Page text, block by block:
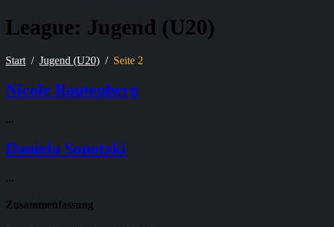
League: Jugend (U20)
Start Jugend (U20) Seite 2
Nicole Rautenberg
...
Daniela Sonotzki
...
Zusammenfassung